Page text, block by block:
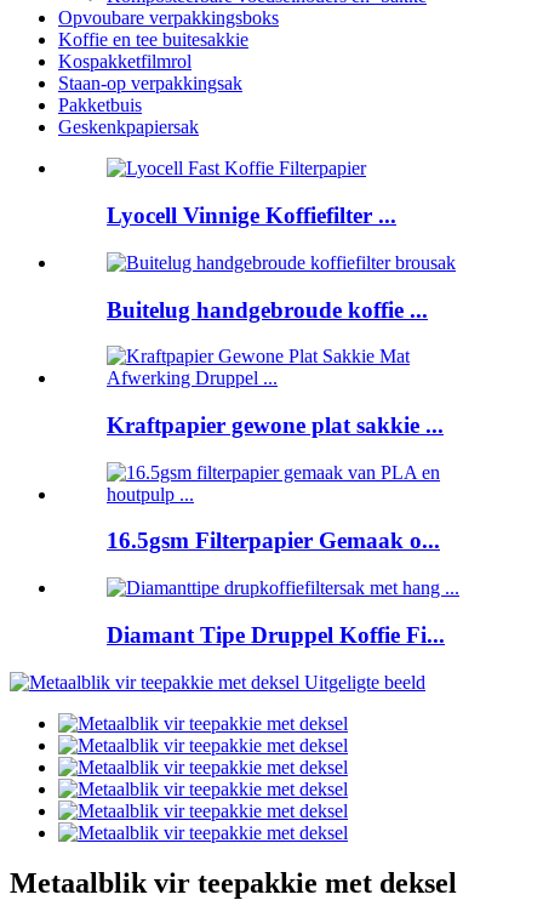
Opvoubare verpakkingsboks
Koffie en tee buitesakkie
Kospakketfilmrol
Staan-op verpakkingsak
Pakketbuis
Geskenkpapiersak
Lyocell Vinnige Koffiefilter ...
Buitelug handgebroude koffie ...
Kraftpapier gewone plat sakkie ...
16.5gsm Filterpapier Gemaak o...
Diamant Tipe Druppel Koffie Fi...
Metaalblik vir teepakkie met deksel